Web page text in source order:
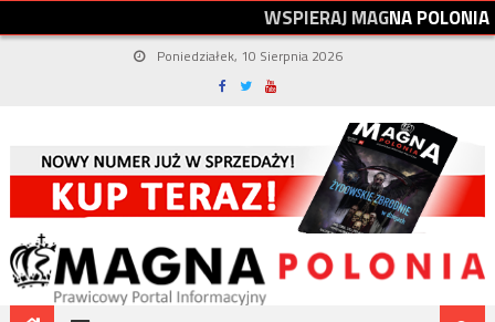
WSPIERAJMAGNAPOLONIA
Poniedziałek, 10 Sierpnia 2026